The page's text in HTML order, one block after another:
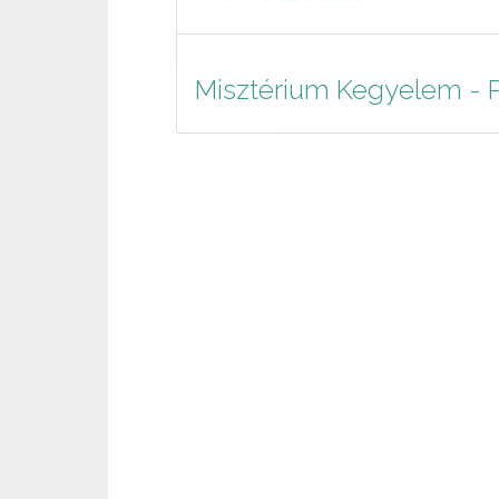
Misztérium Kegyelem -